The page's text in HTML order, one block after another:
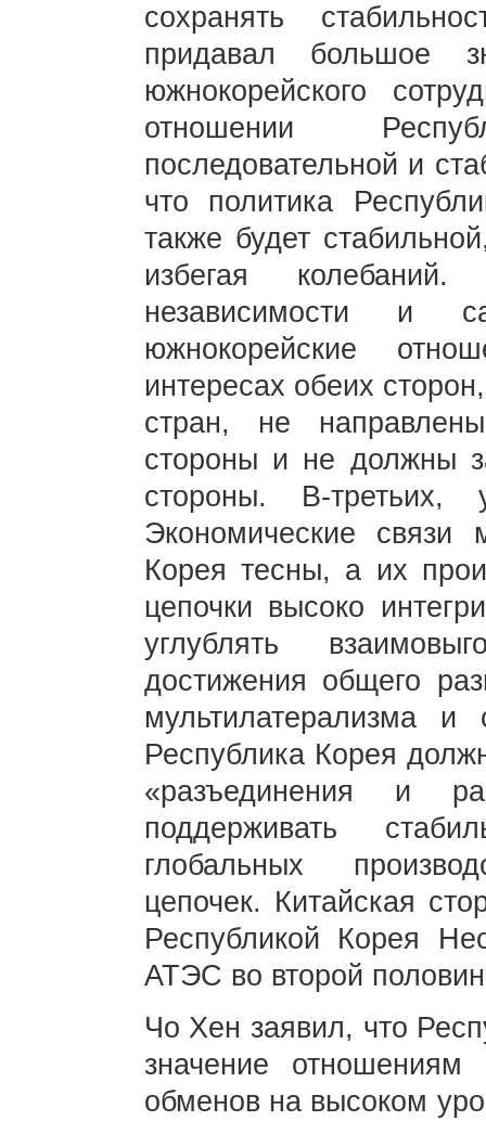
сохранять
придавал большое
южнокорейского
отношении
последовательной и
что политика
также будет
избегая колебаний.
независимости и
южнокорейские
интересах обеих
стран, не
стороны и не должны
стороны. В-третьих,
Экономические
Корея тесны, а их
цепочки высоко
углублять
достижения общего
мультилатерализма и
Республика Корея
«разъединения и
поддерживать
глобальных
цепочек. Китайская
Республикой Корея
АТЭС во второй
Чо Хен заявил, что
значение
обменов на высоком